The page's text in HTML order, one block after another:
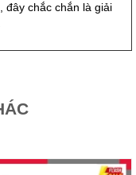
đây chắc chắn là giải